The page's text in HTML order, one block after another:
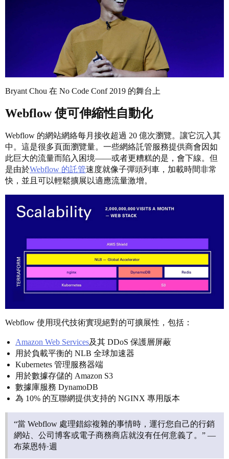
Bryant Chou 在 No Code Conf 2019 的舞台上
Webflow 使可伸縮性自動化
Webflow 的網站網絡每月接收超過 20 億次瀏覽。讓它沉入其
中。這是很多頁面瀏覽量。一些網絡託管服務提供商會因如
此巨大的流量而陷入困境——或者更糟糕的是，會下線。但
是由於Webflow 的託管速度就像子彈頭列車，加載時間非常
快，並且可以輕鬆擴展以適應流量激增。
Webflow 使用現代技術實現絕對的可擴展性，包括：
Amazon Web Services及其 DDoS 保護層屏蔽
用於負載平衡的 NLB 全球加速器
Kubernetes 管理服務器端
用於數據存儲的 Amazon S3
數據庫服務 DynamoDB
為 10% 的互聯網提供支持的 NGINX 專用版本
“當 Webflow 處理錯綜複雜的事情時，運行您自己的行銷
網站、公司博客或電子商務商店就沒有任何意義了。” —
布萊恩特·週